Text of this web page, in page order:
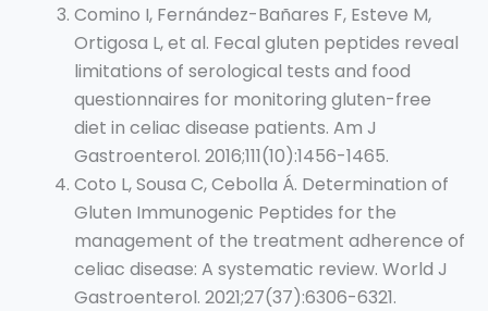
Comino I, Fernández-Bañares F, Esteve M,
Ortigosa L, et al. Fecal gluten peptides reveal
limitations of serological tests and food
questionnaires for monitoring gluten-free
diet in celiac disease patients. Am J
Gastroenterol. 2016;111(10):1456-1465.
Coto L, Sousa C, Cebolla Á. Determination of
Gluten Immunogenic Peptides for the
management of the treatment adherence of
celiac disease: A systematic review. World J
Gastroenterol. 2021;27(37):6306-6321.